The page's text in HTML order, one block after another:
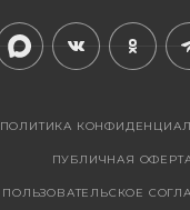
ПОЛИТИКА
ПУБЛИЧНАЯ
ПОЛЬЗОВАТЕЛЬСКОЕ